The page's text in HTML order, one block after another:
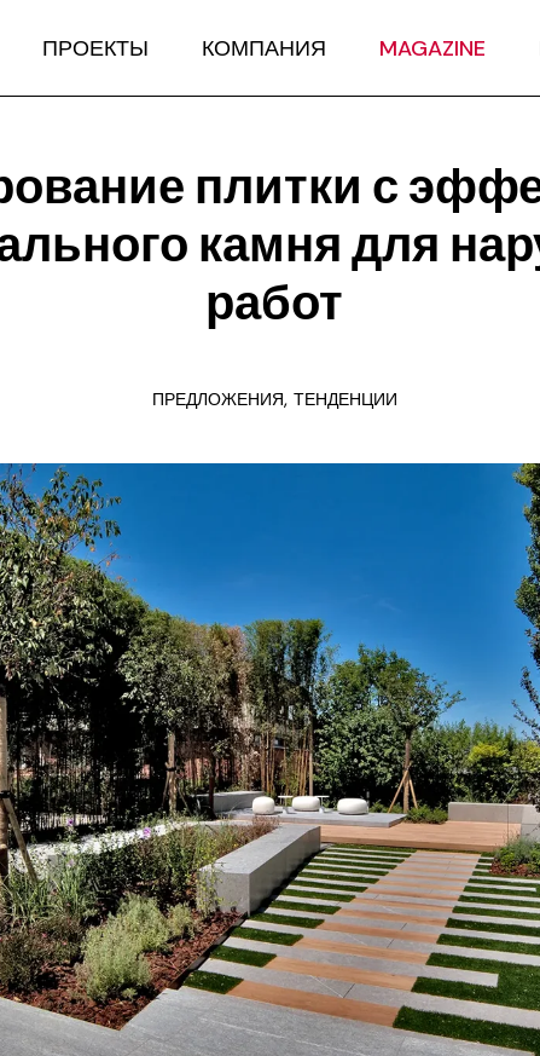
ПРОЕКТЫ КОМПАНИЯ MAGAZINE
плитки с
камня для
работ
ПРЕДЛОЖЕНИЯ, ТЕНДЕНЦИИ